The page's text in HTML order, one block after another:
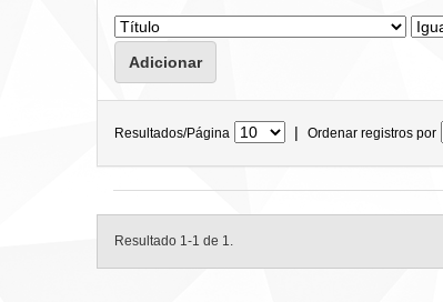
Resultados/Página | Ordenar registros por
Resultado 1-1 de 1.